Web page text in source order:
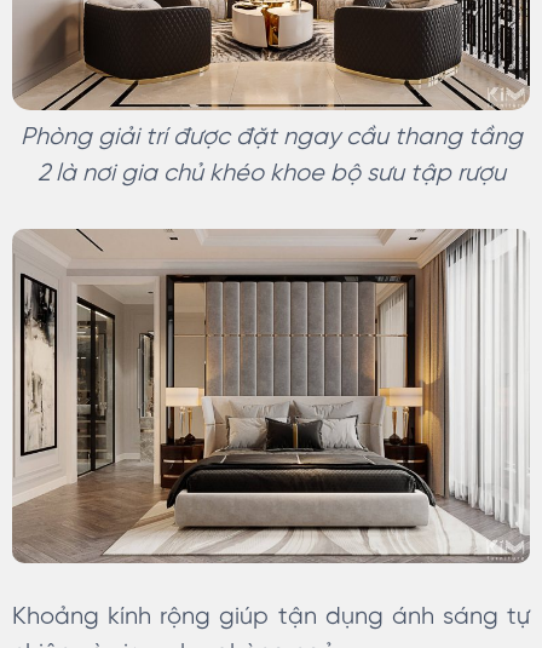
Phòng giải trí được đặt ngay cầu thang tầng
2 là nơi gia chủ khéo khoe bộ sưu tập rượu
Khoảng kính rộng giúp tận dụng ánh sáng tự